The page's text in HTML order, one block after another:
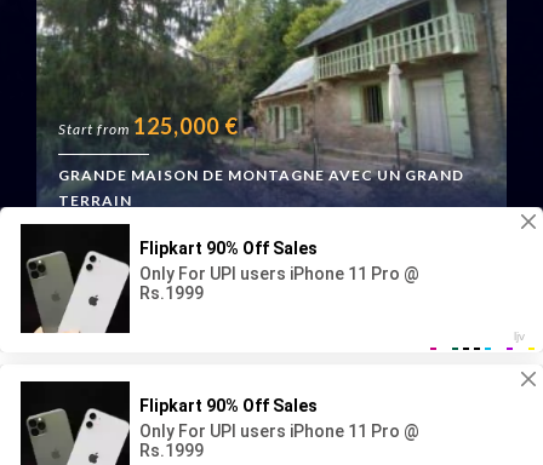
Start from 125,000 €
GRANDE MAISON DE MONTAGNE AVEC UN GRAND
TERRAIN
Boussenac, France